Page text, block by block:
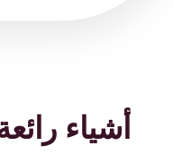
أشياء